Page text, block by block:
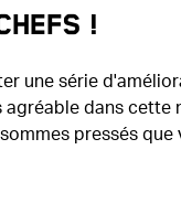
!
une série
agréable dans cette
pressés que